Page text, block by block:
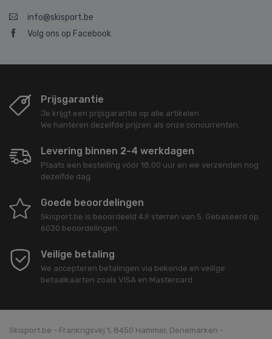
info@skisport.be
Volg ons op Facebook
Prijsgarantie
Je krijgt een prijsgarantie op alle artikelen.
We hanteren dezelfde prijzen als onze concurrenten.
Levering binnen 2-4 werkdagen
Plaats een bestelling vóór 18.00 uur en we verzenden nog
dezelfde dag.
Goede beoordelingen
Skisport.be is beoordeeld 4,9 sterren van 5. Gebaseerd op
6030 beoordelingen.
Veilige betaling
We accepteren betalingen via bekende en veilige
betaalkaarten zoals VISA en Mastercard.
Skisport.be - Frankrigsvej 1, 8450 Hammel, Denemarken -